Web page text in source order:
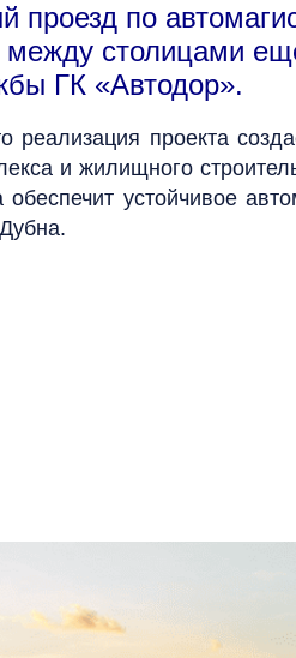
проезд по
между столицами
ГК «Автодор».
проекта
и жилищного
устойчивое